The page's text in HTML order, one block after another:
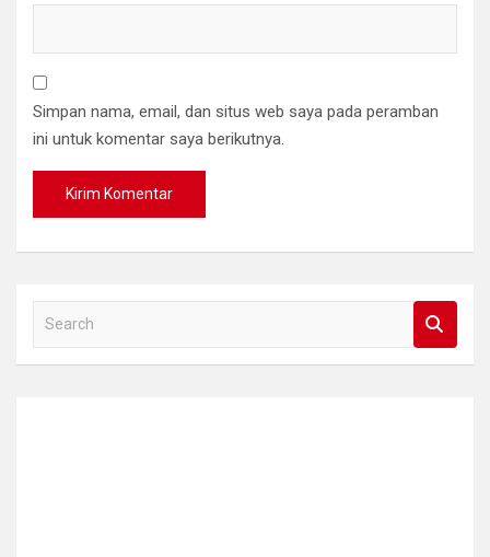
Simpan nama, email, dan situs web saya pada peramban
ini untuk komentar saya berikutnya.
a